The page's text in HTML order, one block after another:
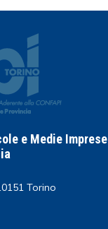
e Medie Imprese
Torino